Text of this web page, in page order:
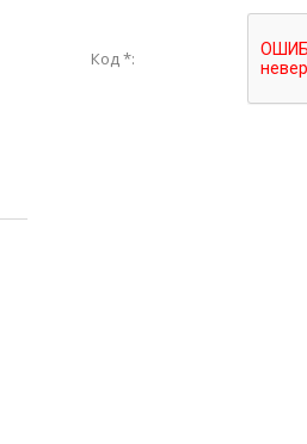
Код *:
ВЯЗАНЫЕ ГОЛЬФЫ РУЧНОЙ
РАБОТЫ, Р. 36-37, 38-39